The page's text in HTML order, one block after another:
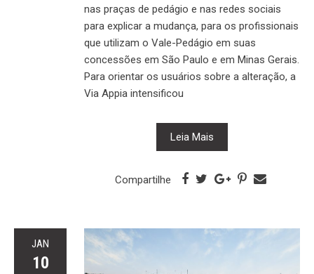
nas praças de pedágio e nas redes sociais
para explicar a mudança, para os profissionais
que utilizam o Vale-Pedágio em suas
concessões em São Paulo e em Minas Gerais.
Para orientar os usuários sobre a alteração, a
Via Appia intensificou
Leia Mais
Compartilhe
JAN
10